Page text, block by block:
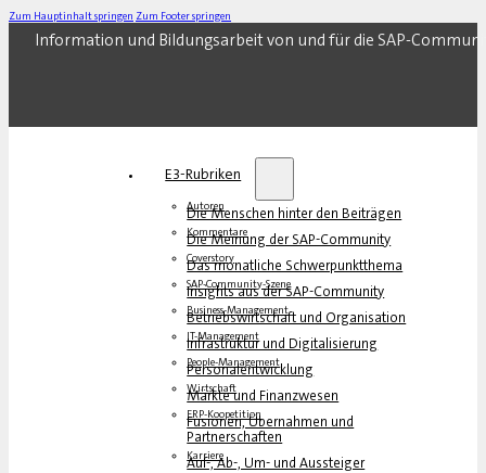
Zum Hauptinhalt springen Zum Footer springen
Information und Bildungsarbeit von und für die SAP-
E3-Rubriken
Autoren
Die Menschen hinter den Beiträgen
Kommentare
Die Meinung der SAP-Community
Coverstory
Das monatliche Schwerpunktthema
SAP-Community-Szene
Insights aus der SAP-Community
Business-Management
Betriebswirtschaft und Organisation
IT-Management
Infrastruktur und Digitalisierung
People-Management
Personalentwicklung
Wirtschaft
Märkte und Finanzwesen
ERP-Koopetition
Fusionen, Übernahmen und
Partnerschaften
Karriere
Auf-, Ab-, Um- und Aussteiger